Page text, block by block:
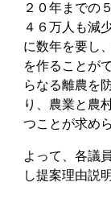
２０年までの
４６万人も減
に数年を要し
を作ることが
らなる離農を
り、農業と農
つことが求め
よって、各議
し提案理由説